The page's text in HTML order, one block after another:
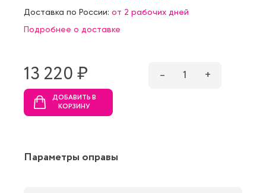
Доставка по России: от 2 рабочих дней
Подробнее о доставке
13 220 ₷ – 1 +
ДОБАВИТЬ В
КОРЗИНУ
Параметры оправы